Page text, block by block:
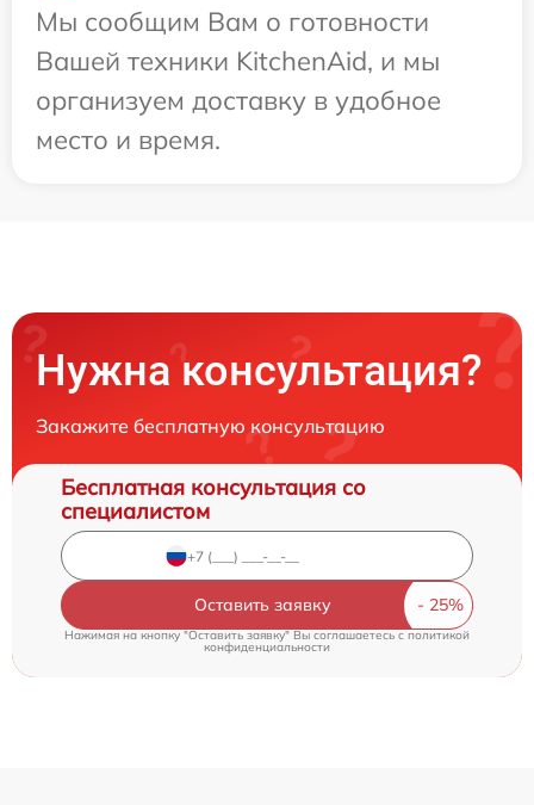
Мы сообщим Вам о готовности
Вашей техники KitchenAid, и мы
организуем доставку в удобное
место и время.
Нужна консультация?
Закажите бесплатную консультацию
Бесплатная консультация со
специалистом
Оставить заявку
Нажимая на кнопку "Оставить заявку" Вы соглашаетесь c политикой
конфиденциальности